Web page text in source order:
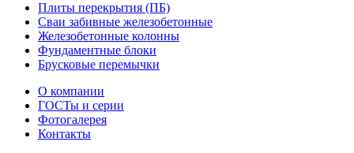
Плиты перекрытия (ПБ)
Сваи забивные железобетонные
Железобетонные колонны
Фундаментные блоки
Брусковые перемычки
О компании
ГОСТы и серии
Фотогалерея
Контакты